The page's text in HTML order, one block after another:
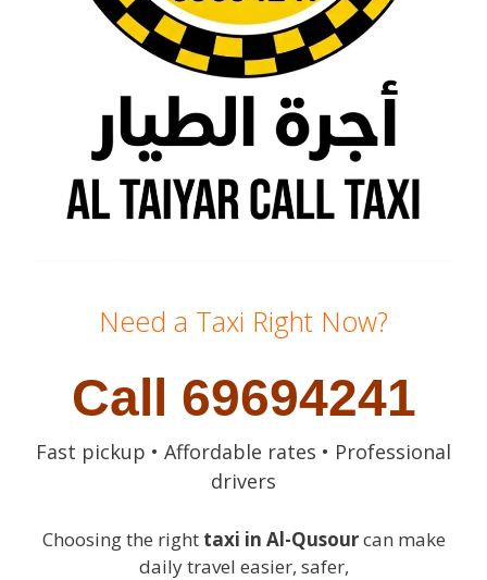
Need a Taxi Right Now?
Call 69694241
Fast pickup • Affordable rates • Professional
drivers
Choosing the right taxi in Al-Qusourcan make
daily travel easier, safer,